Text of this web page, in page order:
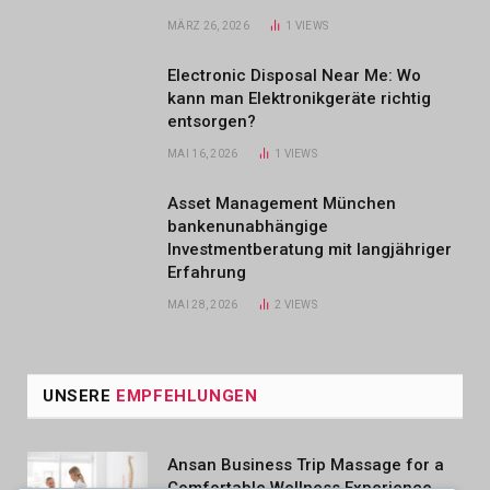
MÄRZ 26, 2026 1 VIEWS
Electronic Disposal Near Me: Wo
kann man Elektronikgeräte richtig
entsorgen?
MAI 16, 2026 1 VIEWS
Asset Management München
bankenunabhängige
Investmentberatung mit langjähriger
Erfahrung
MAI 28, 2026 2 VIEWS
UNSERE EMPFEHLUNGEN
Ansan Business Trip Massage for a